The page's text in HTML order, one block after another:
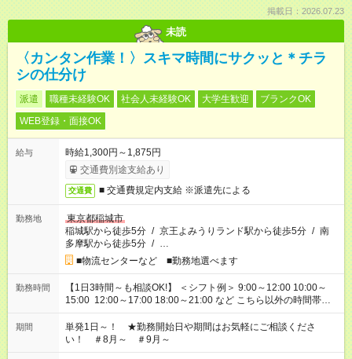
掲載日：2026.07.23
未読
〈カンタン作業！〉スキマ時間にサクッと＊チラ
シの仕分け
派遣 職種未経験OK 社会人未経験OK 大学生歓迎
ブランクOK
WEB登録・面接OK
給与
時給1,300円～1,875円
交通費別途支給あり
交通費 ■ 交通費規定内支給 ※派遣先による
勤務地
東京都稲城市
稲城駅から徒歩5分 / 京王よみうりランド駅から徒歩5分 / 南
多摩駅から徒歩5分 / …
■物流センターなど ■勤務地選べます
勤務時間
【1日3時間～も相談OK!】 ＜シフト例＞ 9:00～12:00 10:00～
15:00 12:00～17:00 18:00～21:00 など こちら以外の時間帯も
お気軽にご相談ください！
期間
単発1日～！ ★勤務開始日や期間はお気軽にご相談くださ
い！ ＃8月～ ＃9月～